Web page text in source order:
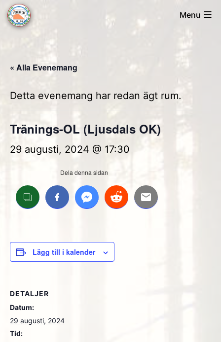
Skip
to
Menu
« Alla Evenemang
Detta evenemang har redan ägt rum.
Tränings-OL (Ljusdals OK)
29 augusti, 2024 @ 17:30
Dela denna sidan
Lägg till i kalender
DETALJER
Datum:
29 augusti, 2024
Tid: